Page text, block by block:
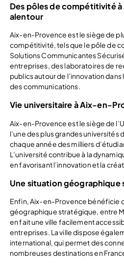
Des pôles de compétitivité
alentour
Aix-en-Provence est le siège de
compétitivité, tels que le pôle de
Solutions Communicantes
entreprises, des laboratoires de
publics autour de l’innovation
des communications.
Vie universitaire à Aix-en-
Aix-en-Provence est le siège de
l’une des plus grandes universités
chaque année des milliers
L’université contribue à la
en favorisant l’innovation et la
Une situation géographique
Enfin, Aix-en-Provence bénéficie
géographique stratégique, entre
en fait une ville facilement
entreprises. La ville dispose
international, qui permet des
nombreuses destinations en